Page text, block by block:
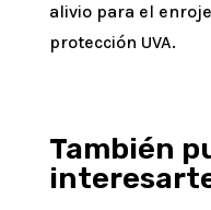
alivio para el
protección UVA.
También